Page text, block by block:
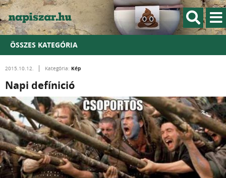
ÖSSZES KATEGÓRIA
2015.10.12. Kategória: Kép
Napi defínició